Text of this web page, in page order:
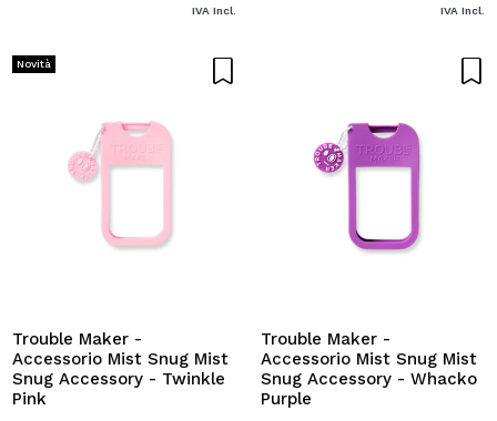
IVA Incl. IVA Incl.
Novità
Trouble Maker -
Accessorio Mist Snug Mist
Snug Accessory - Twinkle
Pink
Trouble Maker -
Accessorio Mist Snug Mist
Snug Accessory - Whacko
Purple